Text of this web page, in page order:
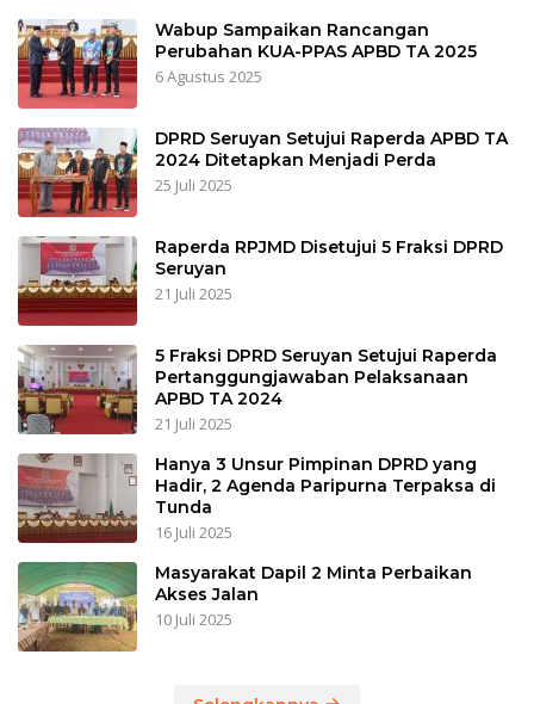
Wabup Sampaikan Rancangan
Perubahan KUA-PPAS APBD TA 2025
6 Agustus 2025
DPRD Seruyan Setujui Raperda APBD TA
2024 Ditetapkan Menjadi Perda
25 Juli 2025
Raperda RPJMD Disetujui 5 Fraksi DPRD
Seruyan
21 Juli 2025
5 Fraksi DPRD Seruyan Setujui Raperda
Pertanggungjawaban Pelaksanaan
APBD TA 2024
21 Juli 2025
Hanya 3 Unsur Pimpinan DPRD yang
Hadir, 2 Agenda Paripurna Terpaksa di
Tunda
16 Juli 2025
Masyarakat Dapil 2 Minta Perbaikan
Akses Jalan
10 Juli 2025